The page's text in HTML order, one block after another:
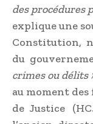
des procédures
explique une
Constitution,
du
crimes ou délits
au moment
de Justice